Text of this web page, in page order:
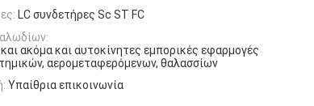
LC συνδετήρες Sc ST FC
ακόμα και αυτοκίνητες εμπορικές εφαρμογές
αερομεταφερόμενων, θαλασσίων
Υπαίθρια επικοινωνία